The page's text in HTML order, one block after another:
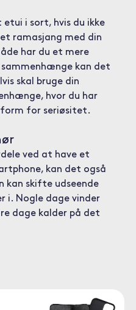
i sort, hvis du ikke
ramasjang med din
har du et mere
kan det
skal bruge din
hvor du har
form for seriøsitet.
ved at have et
kan det også
skifte udseende
i. Nogle dage vinder
dage kalder på det